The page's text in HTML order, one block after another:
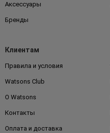
Аксессуары
Бренды
Клиентам
Правила и условия
Watsons Club
О Watsons
Контакты
Оплата и доставка